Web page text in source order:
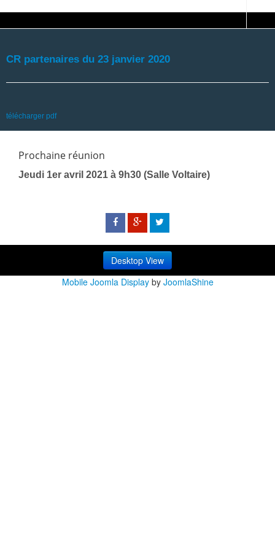
CR partenaires du 23 janvier 2020
télécharger pdf
Prochaine réunion
Jeudi 1er avril 2021 à 9h30 (Salle Voltaire)
Desktop View
Mobile Joomla Displayby JoomlaShine